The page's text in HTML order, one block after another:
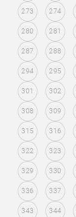
273 274
280 281
287 288
294 295
301 302
308 309
315 316
322 323
329 330
336 337
343 344